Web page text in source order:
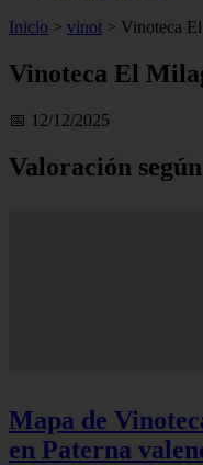
Inicio > vinot > Vinoteca
Vinoteca El
📅 12/12/2025
Valoración
Mapa de
en Paterna